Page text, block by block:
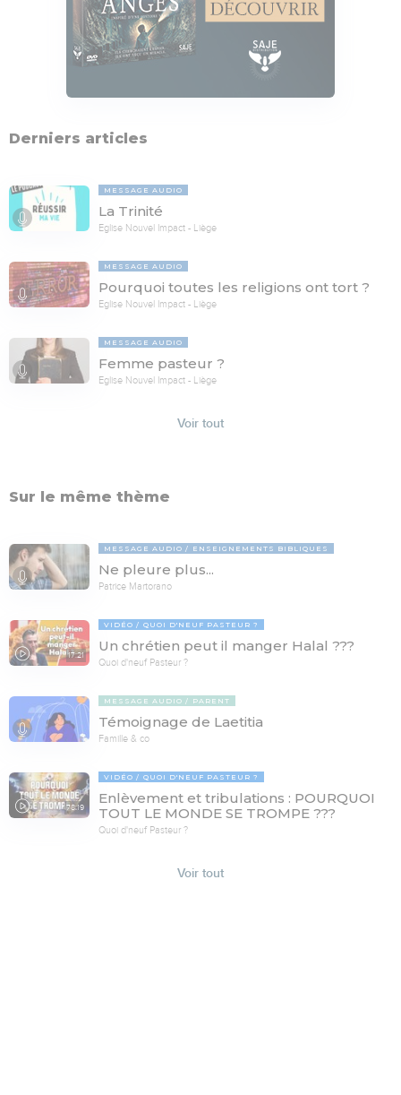
Derniers articles
MESSAGE AUDIO
La Trinité
Eglise Nouvel Impact - Liège
MESSAGE AUDIO
Pourquoi toutes les religions ont tort ?
Eglise Nouvel Impact - Liège
MESSAGE AUDIO
Femme pasteur ?
Eglise Nouvel Impact - Liège
Voir tout
Sur le même thème
MESSAGE AUDIO ENSEIGNEMENTS BIBLIQUES
Ne pleure plus...
Patrice Martorano
17:21
VIDÉO QUOI D'NEUF PASTEUR ?
Un chrétien peut il manger Halal ???
Quoi d'neuf Pasteur ?
MESSAGE AUDIO PARENT
Témoignage de Laetitia
Famille & co
78:19
VIDÉO QUOI D'NEUF PASTEUR ?
Enlèvement et tribulations : POURQUOI
TOUT LE MONDE SE TROMPE ???
Quoi d'neuf Pasteur ?
Voir tout